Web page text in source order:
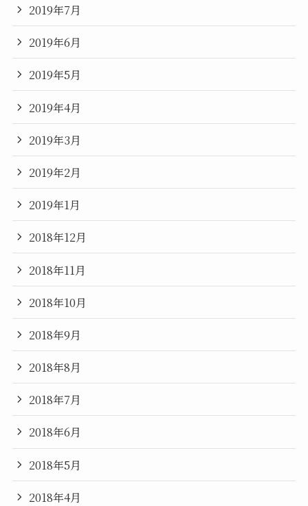
2019年7月
2019年6月
2019年5月
2019年4月
2019年3月
2019年2月
2019年1月
2018年12月
2018年11月
2018年10月
2018年9月
2018年8月
2018年7月
2018年6月
2018年5月
2018年4月